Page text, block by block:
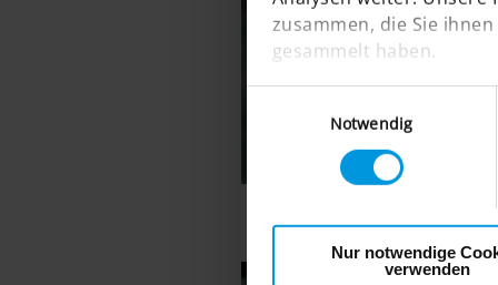
zusammen, die Sie
gesammelt haben.
Notwendig
Nur notwendige
verwenden
ERFAHREN SIE MEHR